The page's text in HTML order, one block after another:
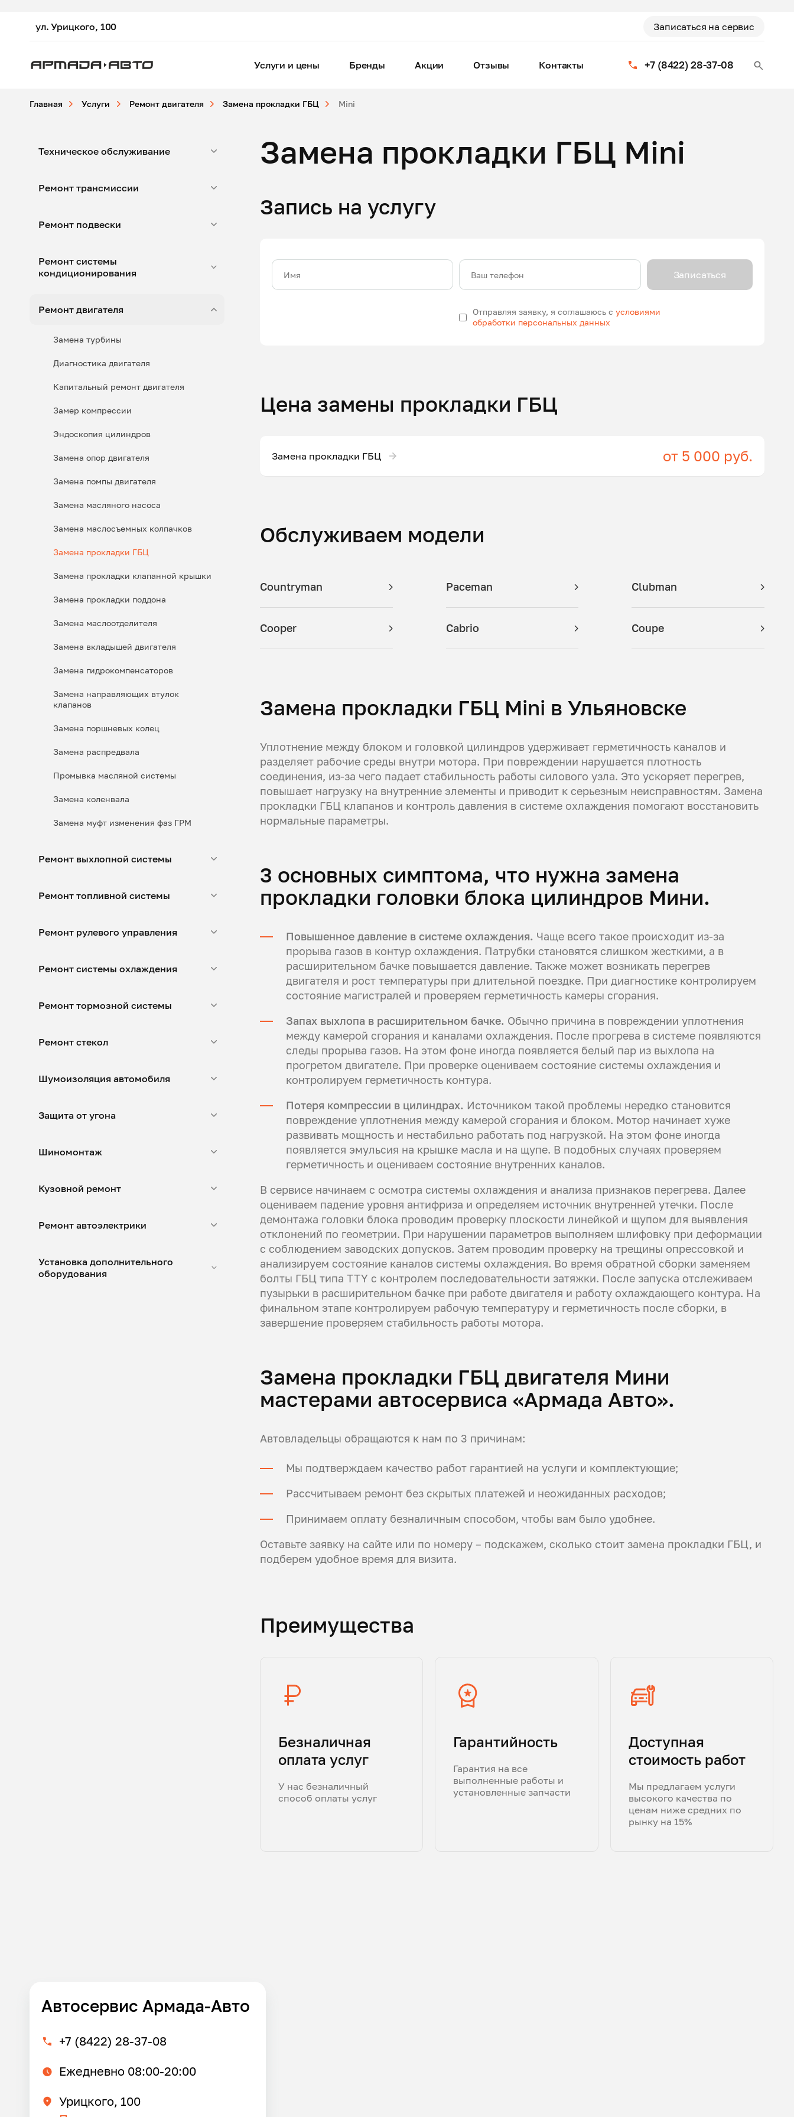
ул. Урицкого, 100 Записаться на сервис
+7 (8422) 28-37-08
Услуги и цены Бренды Акции Отзывы Контакты
Главная Услуги Ремонт двигателя Замена прокладки ГБЦ Mini
Техническое обслуживание
Ремонт трансмиссии
Ремонт подвески
Ремонт системы
кондиционирования
Ремонт двигателя
Замена турбины
Диагностика двигателя
Капитальный ремонт двигателя
Замер компрессии
Эндоскопия цилиндров
Замена опор двигателя
Замена помпы двигателя
Замена масляного насоса
Замена маслосъемных колпачков
Замена прокладки ГБЦ
Замена прокладки клапанной крышки
Замена прокладки поддона
Замена маслоотделителя
Замена вкладышей двигателя
Замена гидрокомпенсаторов
Замена направляющих втулок
клапанов
Замена поршневых колец
Замена распредвала
Промывка масляной системы
Замена коленвала
Замена муфт изменения фаз ГРМ
Ремонт выхлопной системы
Ремонт топливной системы
Ремонт рулевого управления
Ремонт системы охлаждения
Ремонт тормозной системы
Ремонт стекол
Шумоизоляция автомобиля
Защита от угона
Шиномонтаж
Кузовной ремонт
Ремонт автоэлектрики
Установка дополнительного
оборудования
Замена прокладки ГБЦ Mini
Запись на услугу
Имя Ваш телефон
Отправляя заявку, я соглашаюсь сусловиями
обработки персональных данных
Записаться
Цена замены прокладки ГБЦ
Замена прокладки ГБЦ от 5 000 руб.
Обслуживаем модели
Countryman Paceman Clubman
Cooper Cabrio Coupe
Замена прокладки ГБЦ Mini в Ульяновске
Уплотнение между блоком и головкой цилиндров удерживает герметичность каналов и
разделяет рабочие среды внутри мотора. При повреждении нарушается плотность
соединения, из-за чего падает стабильность работы силового узла. Это ускоряет перегрев,
повышает нагрузку на внутренние элементы и приводит к серьезным неисправностям. Замена
прокладки ГБЦ клапанов и контроль давления в системе охлаждения помогают восстановить
нормальные параметры.
3 основных симптома, что нужна замена
прокладки головки блока цилиндров Мини.
Повышенное давление в системе охлаждения. Чаще всего такое происходит из-за
прорыва газов в контур охлаждения. Патрубки становятся слишком жесткими, а в
расширительном бачке повышается давление. Также может возникать перегрев
двигателя и рост температуры при длительной поездке. При диагностике контролируем
состояние магистралей и проверяем герметичность камеры сгорания.
Запах выхлопа в расширительном бачке. Обычно причина в повреждении уплотнения
между камерой сгорания и каналами охлаждения. После прогрева в системе появляются
следы прорыва газов. На этом фоне иногда появляется белый пар из выхлопа на
прогретом двигателе. При проверке оцениваем состояние системы охлаждения и
контролируем герметичность контура.
Потеря компрессии в цилиндрах. Источником такой проблемы нередко становится
повреждение уплотнения между камерой сгорания и блоком. Мотор начинает хуже
развивать мощность и нестабильно работать под нагрузкой. На этом фоне иногда
появляется эмульсия на крышке масла и на щупе. В подобных случаях проверяем
герметичность и оцениваем состояние внутренних каналов.
В сервисе начинаем с осмотра системы охлаждения и анализа признаков перегрева. Далее
оцениваем падение уровня антифриза и определяем источник внутренней утечки. После
демонтажа головки блока проводим проверку плоскости линейкой и щупом для выявления
отклонений по геометрии. При нарушении параметров выполняем шлифовку при деформации
с соблюдением заводских допусков. Затем проводим проверку на трещины опрессовкой и
анализируем состояние каналов системы охлаждения. Во время обратной сборки заменяем
болты ГБЦ типа TTY с контролем последовательности затяжки. После запуска отслеживаем
пузырьки в расширительном бачке при работе двигателя и работу охлаждающего контура. На
финальном этапе контролируем рабочую температуру и герметичность после сборки, в
завершение проверяем стабильность работы мотора.
Замена прокладки ГБЦ двигателя Мини
мастерами автосервиса «Армада Авто».
Автовладельцы обращаются к нам по 3 причинам:
Мы подтверждаем качество работ гарантией на услуги и комплектующие;
Рассчитываем ремонт без скрытых платежей и неожиданных расходов;
Принимаем оплату безналичным способом, чтобы вам было удобнее.
Оставьте заявку на сайте или по номеру – подскажем, сколько стоит замена прокладки ГБЦ, и
подберем удобное время для визита.
Преимущества
Безналичная
оплата услуг
У нас безналичный
способ оплаты услуг
Гарантийность
Гарантия на все
выполненные работы и
установленные запчасти
Доступная
стоимость работ
Мы предлагаем услуги
высокого качества по
ценам ниже средних по
рынку на 15%
Автосервис Армада-Авто
+7 (8422) 28-37-08
Ежедневно 08:00-20:00
Урицкого, 100